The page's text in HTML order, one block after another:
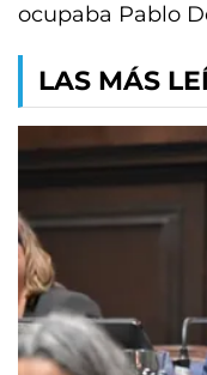
ocupaba Pablo
LAS MÁS